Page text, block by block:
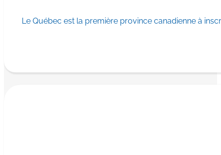
Le Québec est la première province canadienne à